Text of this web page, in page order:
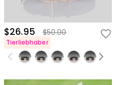
$26.95 $50.00
Tierliebhaber